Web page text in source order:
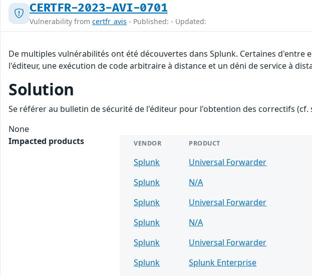
CERTFR-2023-AVI-0701
Vulnerability from certfr_avis - Published: - Updated:
De multiples vulnérabilités ont été découvertes dans Splunk. Certaines
l'éditeur, une exécution de code arbitraire à distance et un déni de service à
Solution
Se référer au bulletin de sécurité de l'éditeur pour l'obtention des correctifs (cf.
None
Impacted products
VENDOR PRODUCT
Splunk Universal Forwarder
Splunk
N/A
Splunk
Universal Forwarder
Splunk
N/A
Splunk
Universal Forwarder
Splunk
Splunk Enterprise